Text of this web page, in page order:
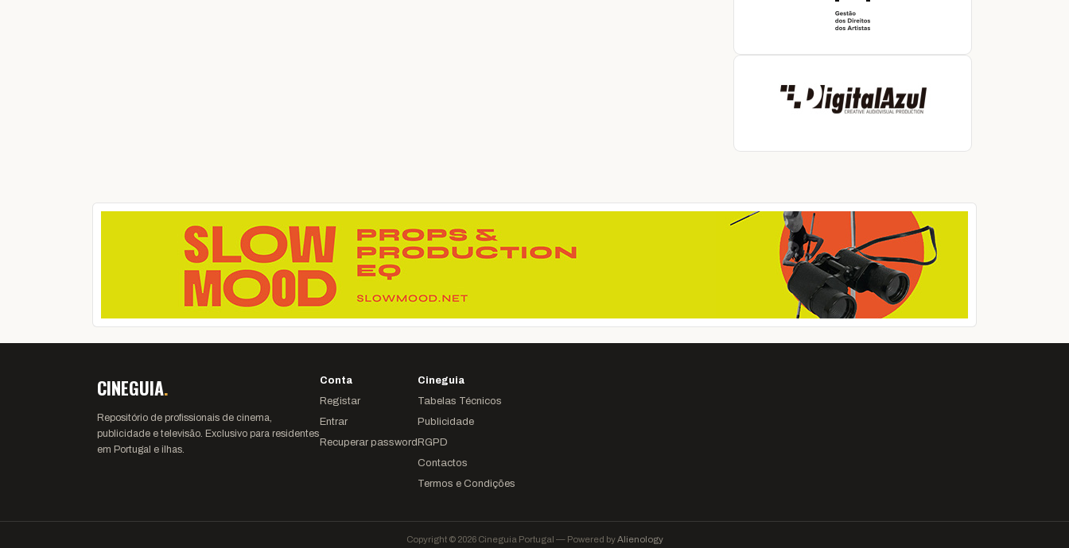
CINEGUIA.
Repositório de profissionais de cinema,
publicidade e televisão. Exclusivo para residentes
em Portugal e ilhas.
Conta
Registar
Entrar
Recuperar password
Cineguia
Tabelas Técnicos
Publicidade
RGPD
Contactos
Termos e Condições
Copyright © 2026 Cineguia Portugal — Powered byAlienology